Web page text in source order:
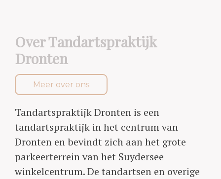
Over Tandartspraktijk
Dronten
Meer over ons
Tandartspraktijk Dronten is een
tandartspraktijk in het centrum van
Dronten en bevindt zich aan het grote
parkeerterrein van het Suydersee
winkelcentrum. De tandartsen en overige